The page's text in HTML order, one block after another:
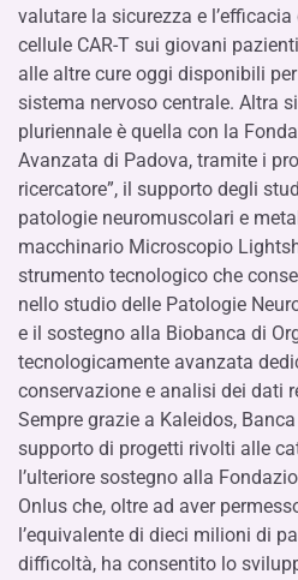
valutare la sicurezza e
cellule CAR-T sui giovani
alle altre cure oggi disponibili
sistema nervoso centrale. Altra
pluriennale è quella con la
Avanzata di Padova, tramite i
ricercatore”, il supporto degli
patologie neuromuscolari e
macchinario Microscopio
strumento tecnologico che
nello studio delle Patologie
e il sostegno alla Biobanca di
tecnologicamente avanzata
conservazione e analisi dei dati
Sempre grazie a Kaleidos,
supporto di progetti rivolti alle
l’ulteriore sostegno alla
Onlus che, oltre ad aver
l’equivalente di dieci milioni di
difficoltà, ha consentito lo